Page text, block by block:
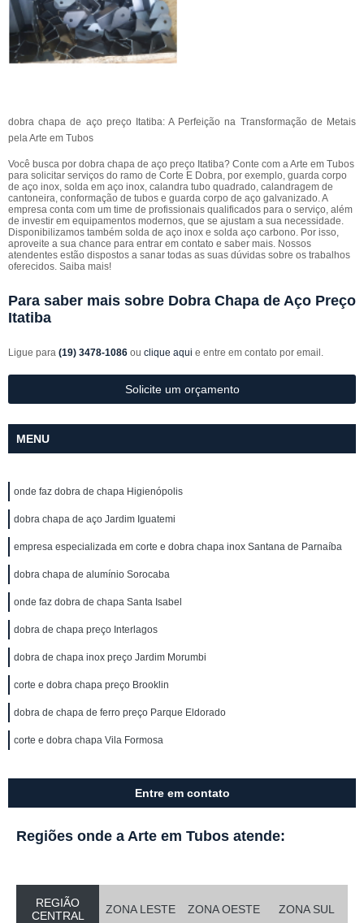
dobra chapa de aço preço Itatiba: A Perfeição na Transformação de Metais
pela Arte em Tubos
Você busca por dobra chapa de aço preço Itatiba? Conte com a Arte em Tubos
para solicitar serviços do ramo de Corte E Dobra, por exemplo, guarda corpo
de aço inox, solda em aço inox, calandra tubo quadrado, calandragem de
cantoneira, conformação de tubos e guarda corpo de aço galvanizado. A
empresa conta com um time de profissionais qualificados para o serviço, além
de investir em equipamentos modernos, que se ajustam a sua necessidade.
Disponibilizamos também solda de aço inox e solda aço carbono. Por isso,
aproveite a sua chance para entrar em contato e saber mais. Nossos
atendentes estão dispostos a sanar todas as suas dúvidas sobre os trabalhos
oferecidos. Saiba mais!
Para saber mais sobre Dobra Chapa de Aço Preço
Itatiba
Ligue para (19) 3478-1086 ou clique aqui e entre em contato por email.
Solicite um orçamento
MENU
onde faz dobra de chapa Higienópolis
dobra chapa de aço Jardim Iguatemi
empresa especializada em corte e dobra chapa inox Santana de Parnaíba
dobra chapa de alumínio Sorocaba
onde faz dobra de chapa Santa Isabel
dobra de chapa preço Interlagos
dobra de chapa inox preço Jardim Morumbi
corte e dobra chapa preço Brooklin
dobra de chapa de ferro preço Parque Eldorado
corte e dobra chapa Vila Formosa
Entre em contato
Regiões onde a Arte em Tubos atende:
REGIÃO
CENTRAL
ZONA LESTE ZONA OESTE ZONA SUL